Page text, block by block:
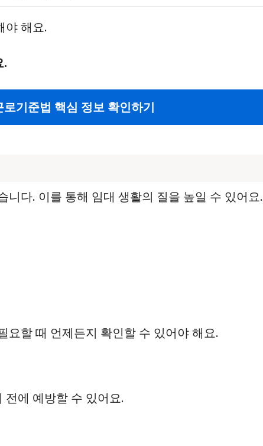
야 해요.
.
기준법 핵심 정보 확인하기
다. 이를 통해 임대 생활의 질을 높일 수 있어요.
요할 때 언제든지 확인할 수 있어야 해요.
에 예방할 수 있어요.